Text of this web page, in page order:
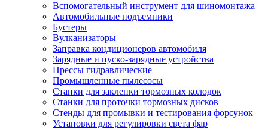
Вспомогательный инструмент для шиномонтажа
Автомобильные подъемники
Бустеры
Вулканизаторы
Заправка кондиционеров автомобиля
Зарядные и пуско-зарядные устройства
Прессы гидравлические
Промышленные пылесосы
Станки для заклепки тормозных колодок
Станки для проточки тормозных дисков
Стенды для промывки и тестирования форсунок
Установки для регулировки света фар